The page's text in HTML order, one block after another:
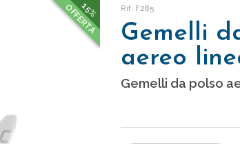
15%
OFFERTA Rif: F285
Gemelli
aereo
Gemelli da polso